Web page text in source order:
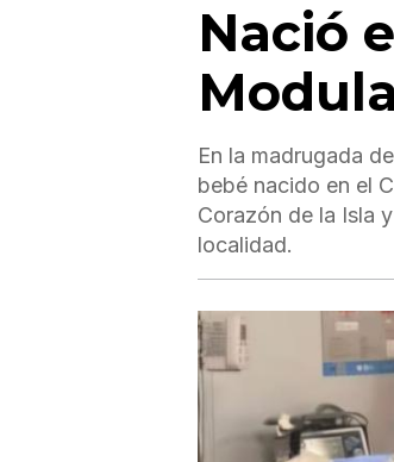
Nació
En la madrugada
bebé nacido en el
Corazón de la Isla
localidad.